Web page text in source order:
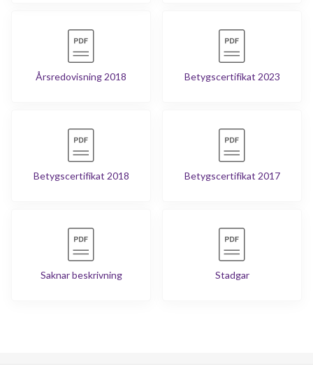
Årsredovisning 2018 Betygscertifikat 2023
Betygscertifikat 2018 Betygscertifikat 2017
Saknar beskrivning Stadgar